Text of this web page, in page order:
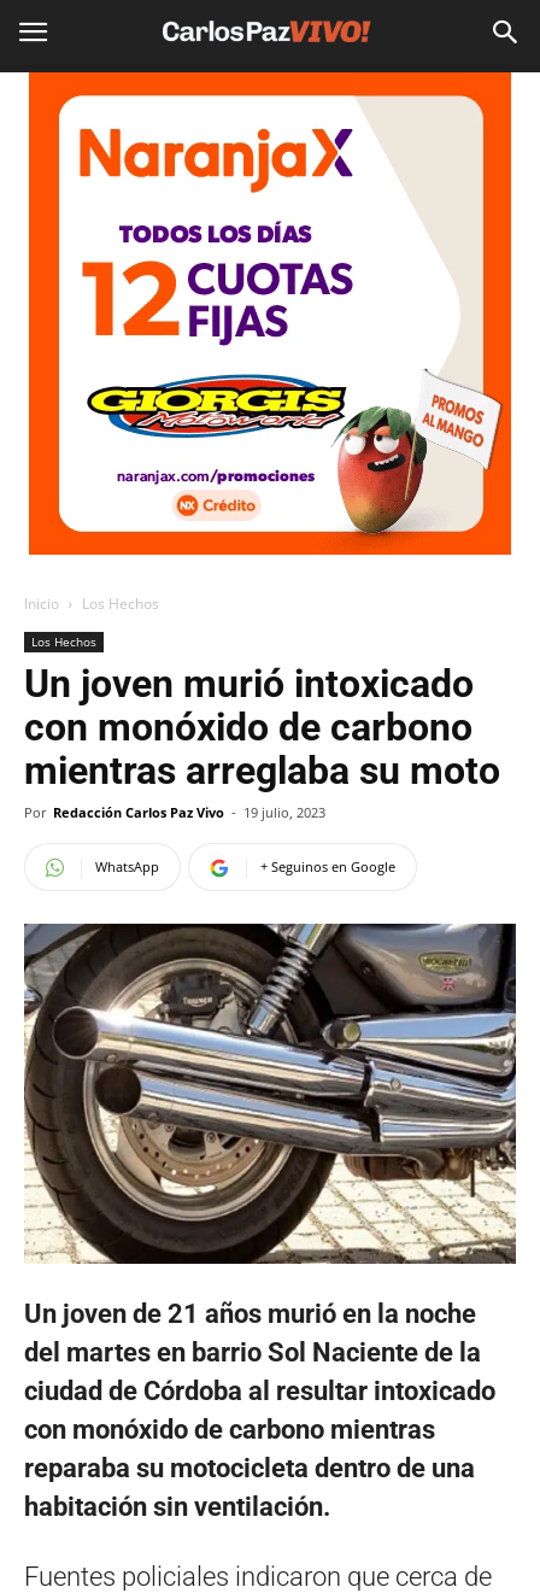
Inicio Los Hechos
Los Hechos
Un joven murió intoxicado
con monóxido de carbono
mientras arreglaba su moto
Por Redacción Carlos Paz Vivo - 19 julio, 2023
WhatsApp + Seguinos en Google
Un joven de 21 años murió en la noche
del martes en barrio Sol Naciente de la
ciudad de Córdoba al resultar intoxicado
con monóxido de carbono mientras
reparaba su motocicleta dentro de una
habitación sin ventilación.
Fuentes policiales indicaron que cerca de